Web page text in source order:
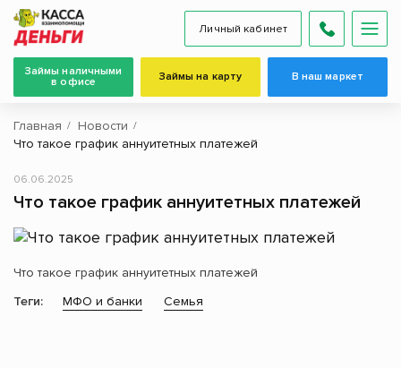
Личный кабинет
Займы наличными
в офисе
Займы на карту В наш маркет
Главная
Новости
Что такое график аннуитетных платежей
Что такое график аннуитетных платежей
06.06.2025
Что такое график аннуитетных платежей
Теги:
МФО и банки Семья